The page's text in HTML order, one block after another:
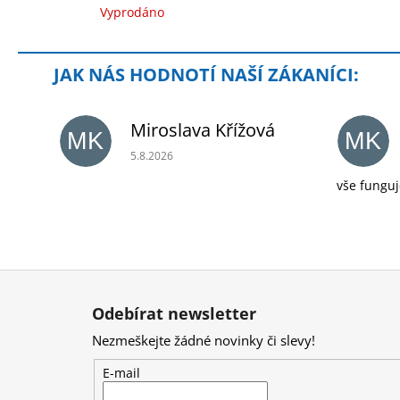
Vyprodáno
MK Miroslava Křížová
Hodnocení obchodu je 5 z 5 hvězdiček.
5.8.2026
MK
vše
Z
Odebírat newsletter
Nezmeškejte žádné novinky či slevy!
E-mail